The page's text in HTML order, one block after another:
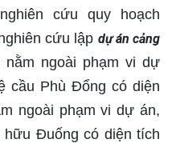
cứu quy hoạch
cứu lập dự án cảng
nằm ngoài phạm vi dự
cầu Phù Đổng có diện
ngoài phạm vi dự án,
hữu Đuống có diện tích